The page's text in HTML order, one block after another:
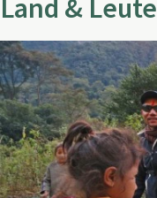
Land & Leute